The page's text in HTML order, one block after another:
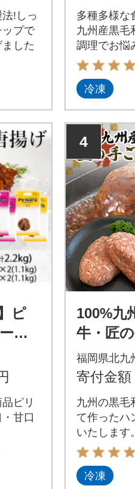
!しっ
プで
した
多種多様な
九州産黒毛
調理でお悩
てること間
冷凍
ピ
辛
ピリ
甘口
4
100%九
牛・匠
バーグ
1
福岡県北九
寄付金額
九州の黒毛
て作ったハ
いたします
冷凍